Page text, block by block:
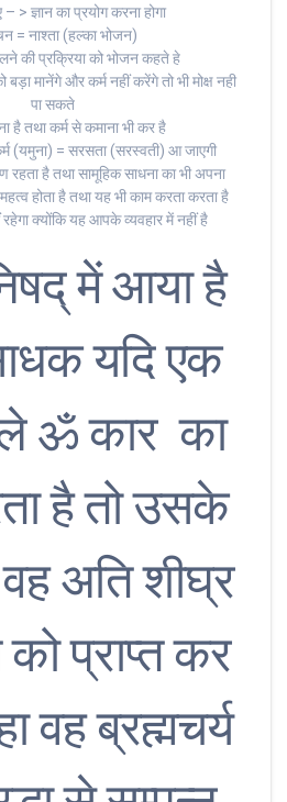
> ज्ञान का प्रयोग करना होगा
= नाश्ता (हल्का भोजन)
की प्रक्रिया को भोजन कहते हे
बड़ा मानेंगे और कर्म नहीं करेंगे तो भी मोक्ष नही
पा सकते
है तथा कर्म से कमाना भी कर है
(यमुना) = सरसता (सरस्वती) आ जाएगी
रहता है तथा सामूहिक साधना का भी अपना
होता है तथा यह भी काम करता करता है
क्योंकि यह आपके व्यवहार में नहीं है
में आया है
यदि एक
ॐ कार का
है तो उसके
अति शीघ्र
प्राप्त कर
वह ब्रह्मचर्य